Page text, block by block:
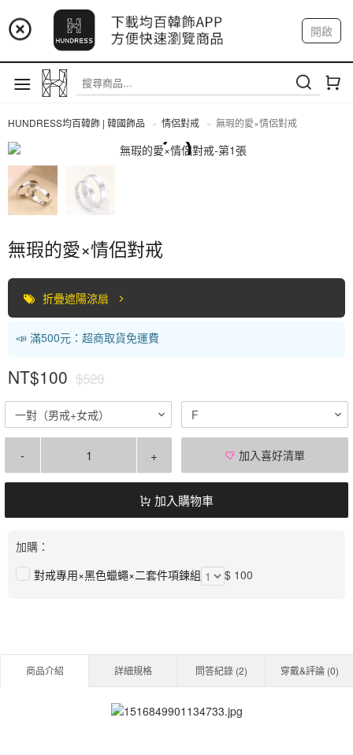
📢 市集預告：9/4-9/6 淡水捷運站
📢 市集預告：9/12-9/13 八里海巡基地
📢 市集預告：8/22-8/23 桃園青埔置地廣場
開啟
註冊 我的帳戶
HUNDRESS均百韓飾 | 韓國飾品 情侶對戒 無瑕的愛×情侶對戒
無瑕的愛×情侶對戒
折疊遮陽涼扇
📣 滿500元：超商取貨免運費
NT$100 $520
一對（男戒+女戒） F
- + 加入喜好清單
加入購物車
加購：
對戒專用×黑色蠟蠅×二套件項鍊組
$ 100
商品介紹 詳細規格 問答紀錄 (2) 穿戴&評論 (0)